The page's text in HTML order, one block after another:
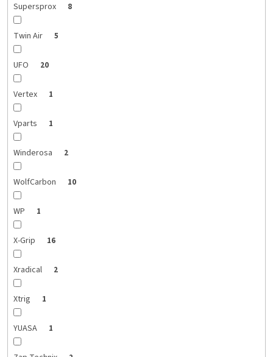
Supersprox 8
Twin Air 5
UFO 20
Vertex 1
Vparts 1
Winderosa 2
WolfCarbon 10
WP 1
X-Grip 16
Xradical 2
Xtrig 1
YUASA 1